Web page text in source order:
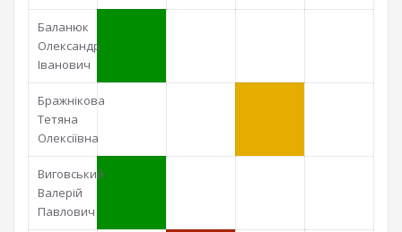
Баланюк
Олександр
Іванович
Бражнікова
Тетяна
Олексіївна
Виговський
Валерій
Павлович